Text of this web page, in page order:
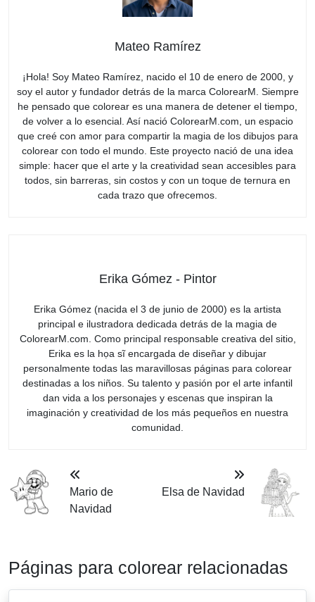
Mateo Ramírez
¡Hola! Soy Mateo Ramírez, nacido el 10 de enero de 2000, y
soy el autor y fundador detrás de la marca ColorearM. Siempre
he pensado que colorear es una manera de detener el tiempo,
de volver a lo esencial. Así nació ColorearM.com, un espacio
que creé con amor para compartir la magia de los dibujos para
colorear con todo el mundo. Este proyecto nació de una idea
simple: hacer que el arte y la creatividad sean accesibles para
todos, sin barreras, sin costos y con un toque de ternura en
cada trazo que ofrecemos.
Erika Gómez - Pintor
Erika Gómez (nacida el 3 de junio de 2000) es la artista
principal e ilustradora dedicada detrás de la magia de
ColorearM.com. Como principal responsable creativa del sitio,
Erika es la họa sĩ encargada de diseñar y dibujar
personalmente todas las maravillosas páginas para colorear
destinadas a los niños. Su talento y pasión por el arte infantil
dan vida a los personajes y escenas que inspiran la
imaginación y creatividad de los más pequeños en nuestra
comunidad.
Mario de
Navidad
Elsa de Navidad
Páginas para colorear relacionadas